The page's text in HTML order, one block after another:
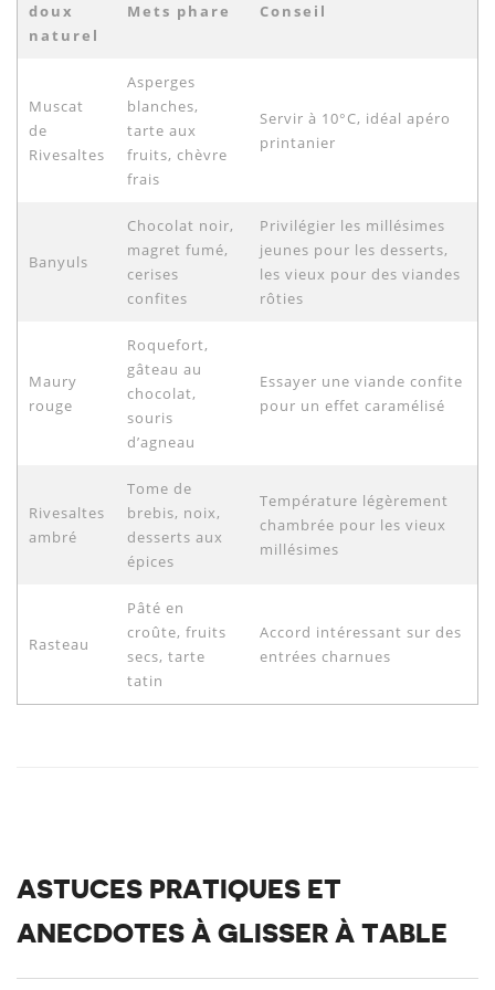
doux
naturel
Mets phare Conseil
Muscat
de
Rivesaltes
Asperges
blanches,
tarte aux
fruits, chèvre
frais
Servir à 10°C, idéal apéro
printanier
Banyuls
Chocolat noir,
magret fumé,
cerises
confites
Privilégier les millésimes
jeunes pour les desserts,
les vieux pour des viandes
rôties
Maury
rouge
Roquefort,
gâteau au
chocolat,
souris
d’agneau
Essayer une viande confite
pour un effet caramélisé
Rivesaltes
ambré
Tome de
brebis, noix,
desserts aux
épices
Température légèrement
chambrée pour les vieux
millésimes
Rasteau
Pâté en
croûte, fruits
secs, tarte
tatin
Accord intéressant sur des
entrées charnues
ASTUCES PRATIQUES ET
ANECDOTES À GLISSER À TABLE